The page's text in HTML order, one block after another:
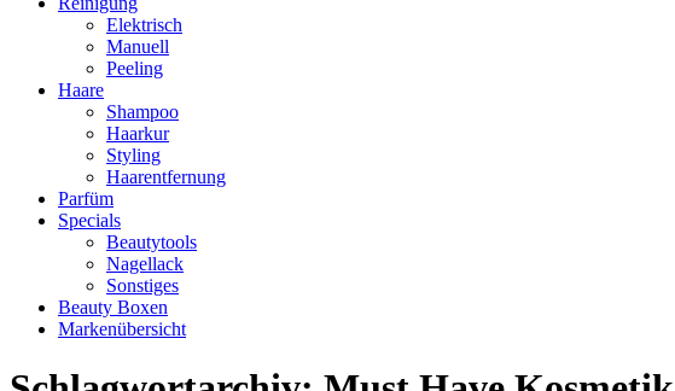
Elektrisch
Manuell
Peeling
Haare
Shampoo
Haarkur
Styling
Haarentfernung
Parfüm
Specials
Beautytools
Nagellack
Sonstiges
Beauty Boxen
Markenübersicht